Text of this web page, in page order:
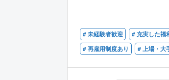
# 未経験者歓迎 # 充実した福
# 再雇用制度あり
# 上場・大